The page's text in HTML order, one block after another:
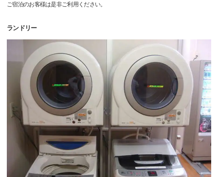
ご宿泊のお客様は是非ご利用ください。
ランドリー